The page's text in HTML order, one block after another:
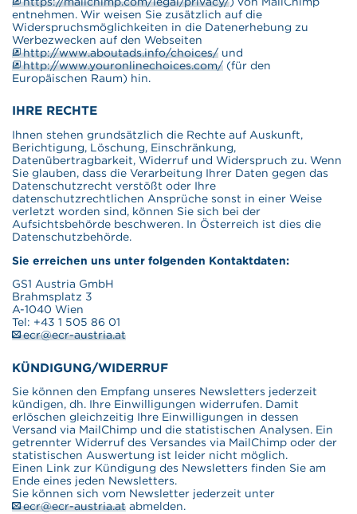
entnehmen. Wir weisen Sie zusätzlich auf die
Widerspruchsmöglichkeiten in die Datenerhebung zu
Werbezwecken auf den Webseiten
http://www.aboutads.info/choices/ und
http://www.youronlinechoices.com/ (für den
Europäischen Raum) hin.
IHRE RECHTE
Ihnen stehen grundsätzlich die Rechte auf Auskunft,
Berichtigung, Löschung, Einschränkung,
Datenübertragbarkeit, Widerruf und Widerspruch zu. Wenn
Sie glauben, dass die Verarbeitung Ihrer Daten gegen das
Datenschutzrecht verstößt oder Ihre
datenschutzrechtlichen Ansprüche sonst in einer Weise
verletzt worden sind, können Sie sich bei der
Aufsichtsbehörde beschweren. In Österreich ist dies die
Datenschutzbehörde.
Sie erreichen uns unter folgenden Kontaktdaten:
GS1 Austria GmbH
Brahmsplatz 3
A-1040 Wien
Tel: +43 1 505 86 01
ecr@ecr-austria.at
KÜNDIGUNG/WIDERRUF
Sie können den Empfang unseres Newsletters jederzeit
kündigen, dh. Ihre Einwilligungen widerrufen. Damit
erlöschen gleichzeitig Ihre Einwilligungen in dessen
Versand via MailChimp und die statistischen Analysen. Ein
getrennter Widerruf des Versandes via MailChimp oder der
statistischen Auswertung ist leider nicht möglich.
Einen Link zur Kündigung des Newsletters finden Sie am
Ende eines jeden Newsletters.
Sie können sich vom Newsletter jederzeit unter
ecr@ecr-austria.at abmelden.